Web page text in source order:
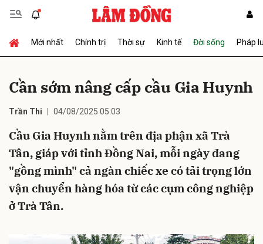
Mới nhất Chính trị Thời sự Kinh tế Đời sống Pháp
Cần sớm nâng cấp cầu Gia Huynh
Trần Thi 04/08/2025 05:03
Cầu Gia Huynh nằm trên địa phận xã Trà
Tân, giáp với tỉnh Đồng Nai, mỗi ngày đang
"gồng mình" cả ngàn chiếc xe có tải trọng lớn
vận chuyển hàng hóa từ các cụm công nghiệp
ở Trà Tân.
Gửi bình luận
Hủy Gửi